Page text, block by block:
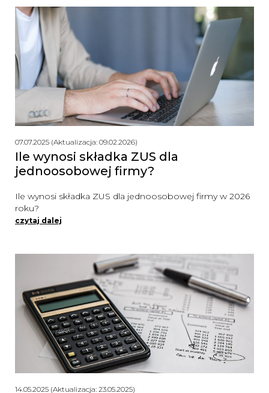
07.07.2025 (Aktualizacja: 09.02.2026)
Ile wynosi składka ZUS dla
jednoosobowej firmy?
Ile wynosi składka ZUS dla jednoosobowej firmy w 2026
roku?
czytaj dalej
14.05.2025 (Aktualizacja: 23.05.2025)